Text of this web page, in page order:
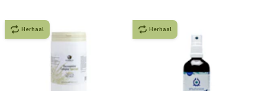
Herhaal Herhaal